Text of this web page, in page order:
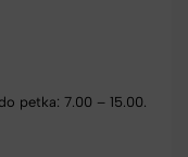
petka: 7.00 – 15.00.